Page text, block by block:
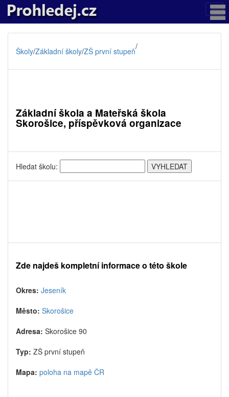
Školy/Základní školy/ZŠ první stupeň/
Základní škola a Mateřská škola
Skorošice, příspěvková organizace
Hledat školu:
Zde najdeš kompletní informace o této škole
Okres: Jeseník
Město: Skorošice
Adresa: Skorošice 90
Typ: ZŠ první stupeň
Mapa: poloha na mapě ČR